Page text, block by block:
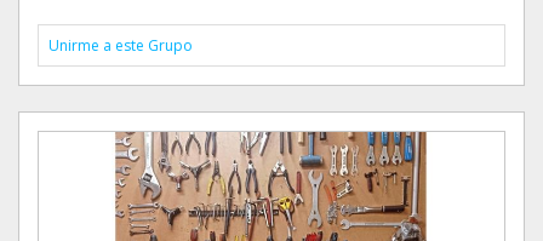
Unirme a este Grupo